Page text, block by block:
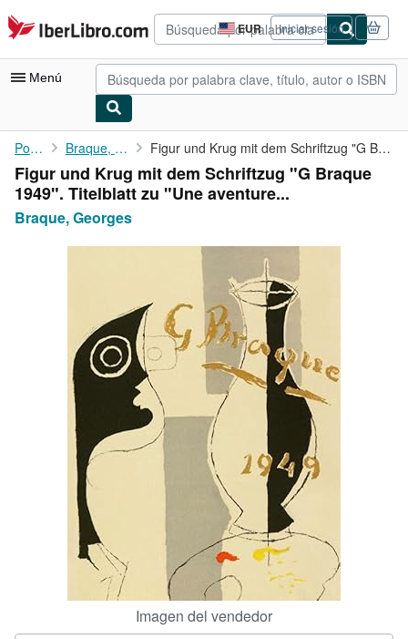
Pasar al contenido principal
IberLibro.com EUR
Preferencias
de
compra
del
Iniciar sesión
Menú
Mi cuenta
Consultar mis pedidos
Búsqueda avanzada
Colecciones
Arte y coleccionismo
Vendedores
Comenzar a vender
CERRAR
Portada Braque, Georges Figur und Krug mit dem Schriftzug "G Braque 1949". Titelblatt zu...
Figur und Krug mit dem Schriftzug "G Braque
1949". Titelblatt zu "Une aventure...
Braque, Georges
Imagen del vendedor